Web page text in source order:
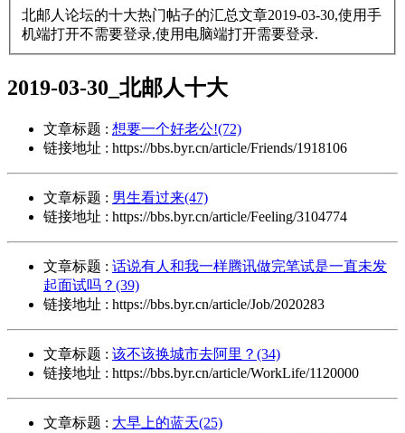
北邮人论坛的十大热门帖子的汇总文章2019-03-30,使用手
机端打开不需要登录,使用电脑端打开需要登录.
2019-03-30_北邮人十大
文章标题 : 想要一个好老公!(72)
链接地址 : https://bbs.byr.cn/article/Friends/1918106
文章标题 : 男生看过来(47)
链接地址 : https://bbs.byr.cn/article/Feeling/3104774
文章标题 : 话说有人和我一样腾讯做完笔试是一直未发
起面试吗？(39)
链接地址 : https://bbs.byr.cn/article/Job/2020283
文章标题 : 该不该换城市去阿里？(34)
链接地址 : https://bbs.byr.cn/article/WorkLife/1120000
文章标题 : 大早上的蓝天(25)